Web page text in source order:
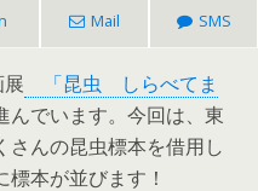
Mail SMS
「昆虫 しらべてま
んでいます。今回は、東
さんの昆虫標本を借用し
本が並びます！